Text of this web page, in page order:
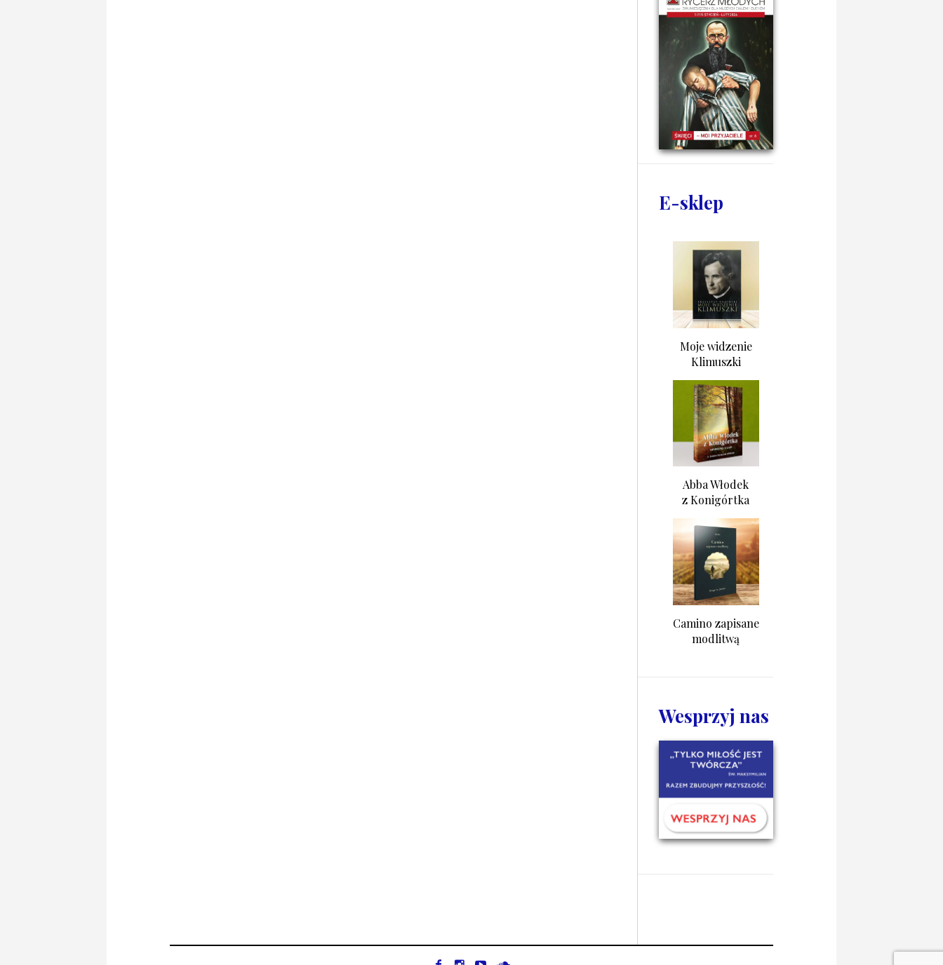
E-sklep
Moje widzenie
Klimuszki
Abba Włodek
z Konigórtka
Camino zapisane
modlitwą
Wesprzyj nas